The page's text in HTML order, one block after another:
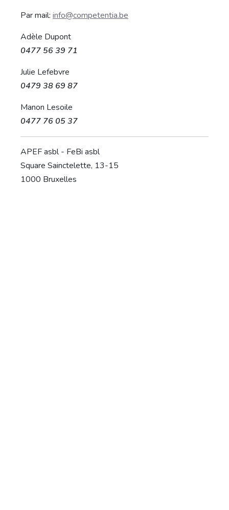
Par mail: info@competentia.be
Adèle Dupont
0477 56 39 71
Julie Lefebvre
0479 38 69 87
Manon Lesoile
0477 76 05 37
APEF asbl - FeBi asbl
Square Sainctelette, 13-15
1000 Bruxelles